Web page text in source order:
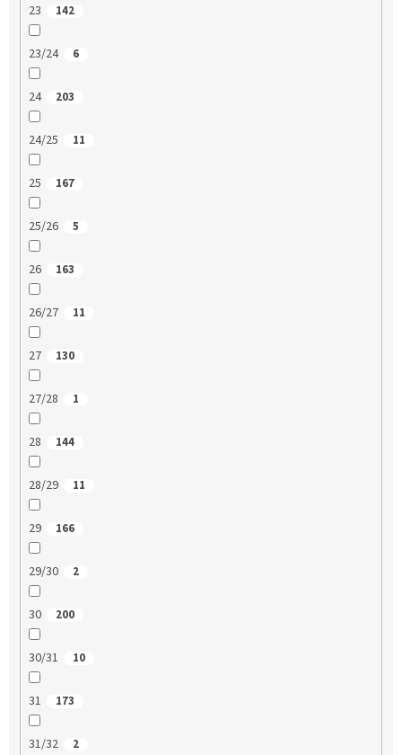
23 142
23/24 6
24 203
24/25 11
25 167
25/26 5
26 163
26/27 11
27 130
27/28 1
28 144
28/29 11
29 166
29/30 2
30 200
30/31 10
31 173
31/32 2